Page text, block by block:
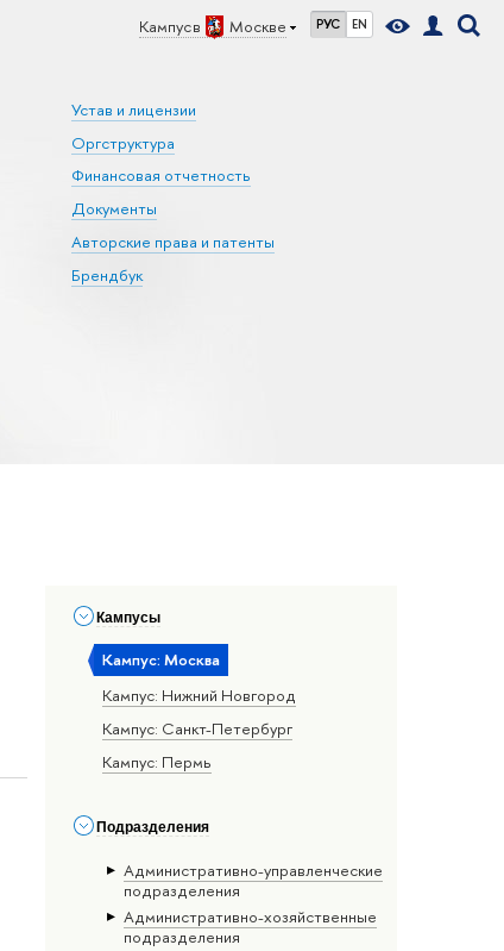
Кампус в Москве РУС EN
Устав и лицензии
Оргструктура
Финансовая отчетность
Документы
Авторские права и патенты
Брендбук
Кампусы
Кампус: Москва
Кампус: Нижний Новгород
Кампус: Санкт-Петербург
Кампус: Пермь
Подразделения
Административно-управленческие
подразделения
Административно-хозяйственные
подразделения